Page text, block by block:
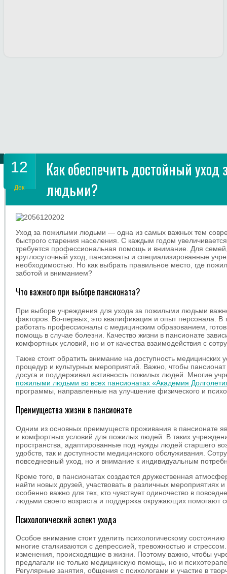
12
Дек
Как обеспечить достойный
людьми?
Уход за пожилыми людьми — одна из самых важных тем
быстрого старения населения. С каждым годом
требуется профессиональная помощь и внимание. Для
круглосуточный уход, пансионаты и специализированные
необходимостью. Но как выбрать правильное место, где
заботой и вниманием?
Что важного при выборе пансионата?
При выборе учреждения для ухода за пожилыми людьми
факторов. Во-первых, это квалификация и опыт персонала. В
работать профессионалы с медицинским образованием,
помощь в случае болезни. Качество жизни в пансионате
комфортных условий, но и от качества взаимодействия с
Также стоит обратить внимание на доступность медицинских
процедур и культурных мероприятий. Важно, чтобы
досуга и поддерживал активность пожилых людей. Многие
пожилыми людьми во всех пансионатах «Академия
программы, направленные на улучшение физического и
Преимущества жизни в пансионате
Одним из основных преимуществ проживания в пансионате
и комфортных условий для пожилых людей. В таких
пространства, адаптированные под нужды людей старшего
удобств, так и доступности медицинского обслуживания.
повседневный уход, но и внимание к индивидуальным
Кроме того, в пансионатах создается дружественная
найти новых друзей, участвовать в различных мероприятиях
особенно важно для тех, кто чувствует одиночество в
людьми своего возраста и поддержка окружающих помогают
Психологический аспект ухода
Особое внимание стоит уделить психологическому
многие сталкиваются с депрессией, тревожностью и
изменения, происходящие в жизни. Поэтому важно, чтобы
предлагали не только медицинскую помощь, но и
Регулярные занятия, общения с психологами и участие в